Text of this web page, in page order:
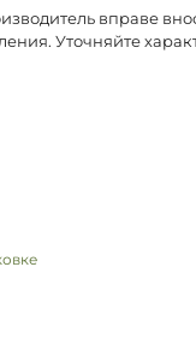
вправе
Уточняйте